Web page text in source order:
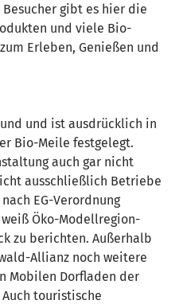
gibt es hier die
und viele Bio-
Erleben, Genießen und
und ist ausdrücklich in
Bio-Meile festgelegt.
auch gar nicht
ausschließlich Betriebe
EG-Verordnung
Öko-Modellregion-
zu berichten. Außerhalb
Allianz noch weitere
Mobilen Dorfladen der
touristische